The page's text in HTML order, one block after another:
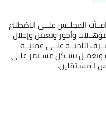
المجلــس علــى الاضطلاع
وأجور وتعيين وإحلال
اللجنــة علــى عمليــة
وتعمـل بشـكل مسـتمر علـى
المسـتقلين.